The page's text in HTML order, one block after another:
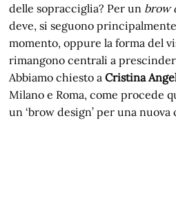
delle sopracciglia? Per un brow
deve, si seguono
momento, oppure la forma del
rimangono centrali a
Abbiamo chiesto aCristina
Milano e Roma, come procede
un ‘brow design’ per una nuova